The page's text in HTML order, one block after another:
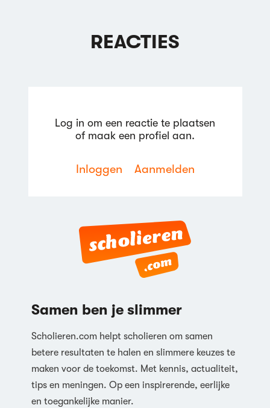
REACTIES
Log in om een reactie te plaatsen
of maak een profiel aan.
Inloggen Aanmelden
Samen ben je slimmer
Scholieren.com helpt scholieren om samen
betere resultaten te halen en slimmere keuzes te
maken voor de toekomst. Met kennis, actualiteit,
tips en meningen. Op een inspirerende, eerlijke
en toegankelijke manier.